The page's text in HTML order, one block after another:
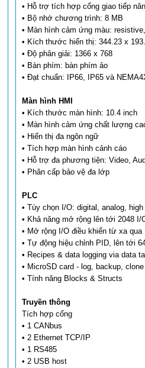
• Hỗ trợ tích hợp cổng giao tiếp
• Bộ nhớ chương trình: 8 MB
• Màn hình cảm ứng màu:
• Kích thước hiển thị: 344.23 x
• Độ phân giải: 1366 x 768
• Bàn phím: bàn phím ảo
• Đạt chuẩn: IP66, IP65 và
Màn hình HMI
• Kích thước màn hình: 10.4 inch
• Màn hình cảm ứng chất lượng
• Hiển thị đa ngôn ngữ
• Tích hợp màn hình cảnh cáo
• Hỗ trợ đa phương tiện: Video,
• Phân cấp bảo vệ đa lớp
PLC
• Tùy chọn I/O: digital, analog,
• Khả năng mở rộng lên tới 2048 I/
• Mở rộng I/O điều khiển từ xa
• Tự động hiệu chỉnh PID, lên tới
• Recipes & data logging via data
• MicroSD card - log, backup,
• Tính năng Blocks & Structs
Truyền thông
Tích hợp cổng
• 1 CANbus
• 2 Ethernet TCP/IP
• 1 RS485
• 2 USB host